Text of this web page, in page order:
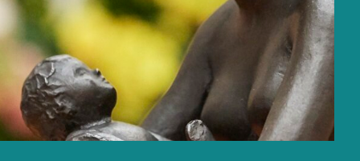
事業のご案内
BUSINESS
お知らせ
NEWS